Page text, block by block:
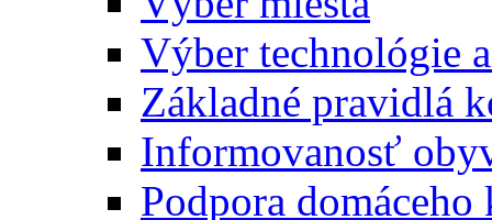
Výber technológie
Základné pravidlá
Informovanosť
Podpora